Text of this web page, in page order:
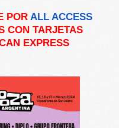
POR ALL ACCESS
CON TARJETAS
EXPRESS